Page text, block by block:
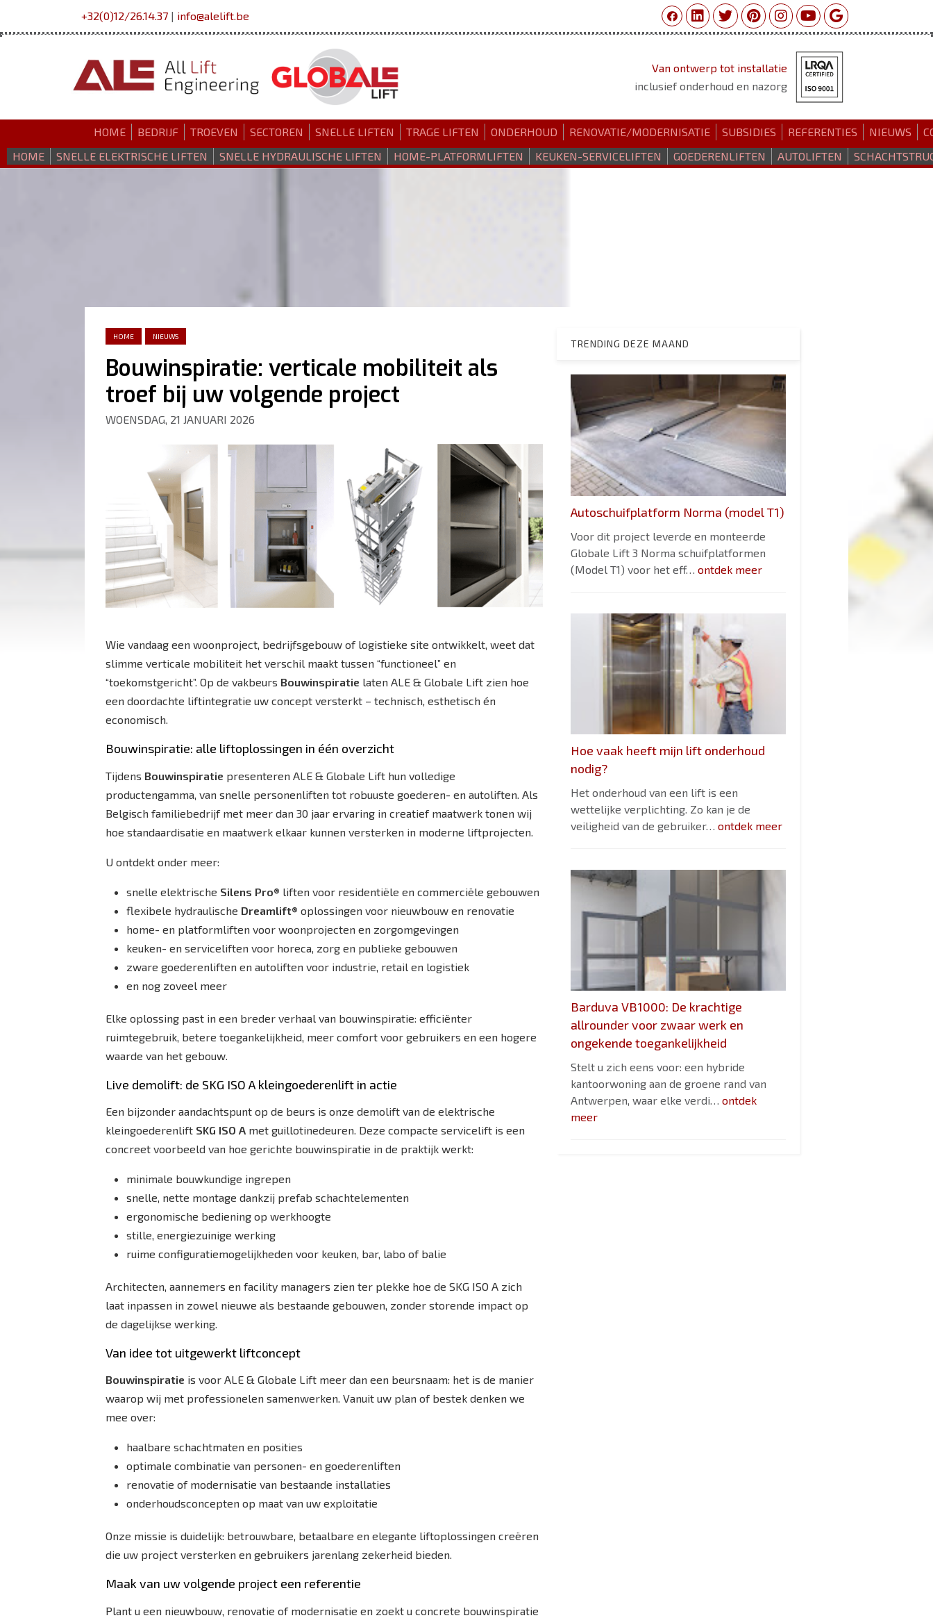
+32(0)12/26.14.37 | info@alelift.be
Van ontwerp tot installatie
inclusief onderhoud en nazorg
HOME BEDRIJF TROEVEN SECTOREN SNELLE LIFTEN TRAGE LIFTEN ONDERHOUD RENOVATIE/MODERNISATIE SUBSIDIES REFERENTIES NIEUWS
HOME
SNELLE ELEKTRISCHE LIFTEN SNELLE HYDRAULISCHE LIFTEN HOME-PLATFORMLIFTEN KEUKEN-SERVICELIFTEN GOEDERENLIFTEN AUTOLIFTEN
HOME NIEUWS
Bouwinspiratie: verticale mobiliteit als
troef bij uw volgende project
WOENSDAG, 21 JANUARI 2026
Wie vandaag een woonproject, bedrijfsgebouw of logistieke site ontwikkelt, weet dat
slimme verticale mobiliteit het verschil maakt tussen “functioneel” en
“toekomstgericht”. Op de vakbeurs Bouwinspiratie laten ALE & Globale Lift zien hoe
een doordachte liftintegratie uw concept versterkt – technisch, esthetisch én
economisch.
Bouwinspiratie: alle liftoplossingen in één overzicht
Tijdens Bouwinspiratie presenteren ALE & Globale Lift hun volledige
productengamma, van snelle personenliften tot robuuste goederen- en autoliften. Als
Belgisch familiebedrijf met meer dan 30 jaar ervaring in creatief maatwerk tonen wij
hoe standaardisatie en maatwerk elkaar kunnen versterken in moderne liftprojecten.
U ontdekt onder meer:
snelle elektrische Silens Pro® liften voor residentiële en commerciële gebouwen
flexibele hydraulische Dreamlift® oplossingen voor nieuwbouw en renovatie
home- en platformliften voor woonprojecten en zorgomgevingen
keuken- en serviceliften voor horeca, zorg en publieke gebouwen
zware goederenliften en autoliften voor industrie, retail en logistiek
en nog zoveel meer
Elke oplossing past in een breder verhaal van bouwinspiratie: efficiënter
ruimtegebruik, betere toegankelijkheid, meer comfort voor gebruikers en een hogere
waarde van het gebouw.
Live demolift: de SKG ISO A kleingoederenlift in actie
Een bijzonder aandachtspunt op de beurs is onze demolift van de elektrische
kleingoederenlift SKG ISO A met guillotinedeuren. Deze compacte servicelift is een
concreet voorbeeld van hoe gerichte bouwinspiratie in de praktijk werkt:
minimale bouwkundige ingrepen
snelle, nette montage dankzij prefab schachtelementen
ergonomische bediening op werkhoogte
stille, energiezuinige werking
ruime configuratiemogelijkheden voor keuken, bar, labo of balie
Architecten, aannemers en facility managers zien ter plekke hoe de SKG ISO A zich
laat inpassen in zowel nieuwe als bestaande gebouwen, zonder storende impact op
de dagelijkse werking.
Van idee tot uitgewerkt liftconcept
Bouwinspiratie is voor ALE & Globale Lift meer dan een beursnaam: het is de manier
waarop wij met professionelen samenwerken. Vanuit uw plan of bestek denken we
mee over:
haalbare schachtmaten en posities
optimale combinatie van personen- en goederenliften
renovatie of modernisatie van bestaande installaties
onderhoudsconcepten op maat van uw exploitatie
Onze missie is duidelijk: betrouwbare, betaalbare en elegante liftoplossingen creëren
die uw project versterken en gebruikers jarenlang zekerheid bieden.
Maak van uw volgende project een referentie
Plant u een nieuwbouw, renovatie of modernisatie en zoekt u concrete bouwinspiratie
TRENDING DEZE MAAND
Autoschuifplatform Norma (model T1)
Voor dit project leverde en monteerde
Globale Lift 3 Norma schuifplatformen
(Model T1) voor het eff… ontdek meer
Hoe vaak heeft mijn lift onderhoud
nodig?
Het onderhoud van een lift is een
wettelijke verplichting. Zo kan je de
veiligheid van de gebruiker… ontdek meer
Barduva VB1000: De krachtige
allrounder voor zwaar werk en
ongekende toegankelijkheid
Stelt u zich eens voor: een hybride
kantoorwoning aan de groene rand van
Antwerpen, waar elke verdi… ontdek
meer